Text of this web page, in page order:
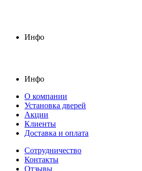
Инфо
Инфо
О компании
Установка дверей
Акции
Клиенты
Доставка и оплата
Сотрудничество
Контакты
Отзывы